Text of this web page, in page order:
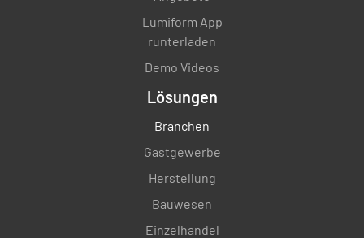
IN GEFAHR
Unkontrolliertes Vorhandensein
und/oder übermäßige Mengen
Verwendung von brennbaren Materialien
Lumiform App
runterladen
Demo Videos
Lösungen
Branchen
Gastgewerbe
Herstellung
Bauwesen
Einzelhandel